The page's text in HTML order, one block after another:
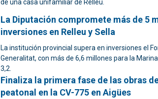
de una casa unifamiliar de Relleu.
La Diputación compromete más de 5
inversiones en Relleu y Sella
La institución provincial supera en inversiones el
Generalitat, con más de 6,6 millones para la
3,2.
Finaliza la primera fase de las obras
peatonal en la CV-775 en Aigües